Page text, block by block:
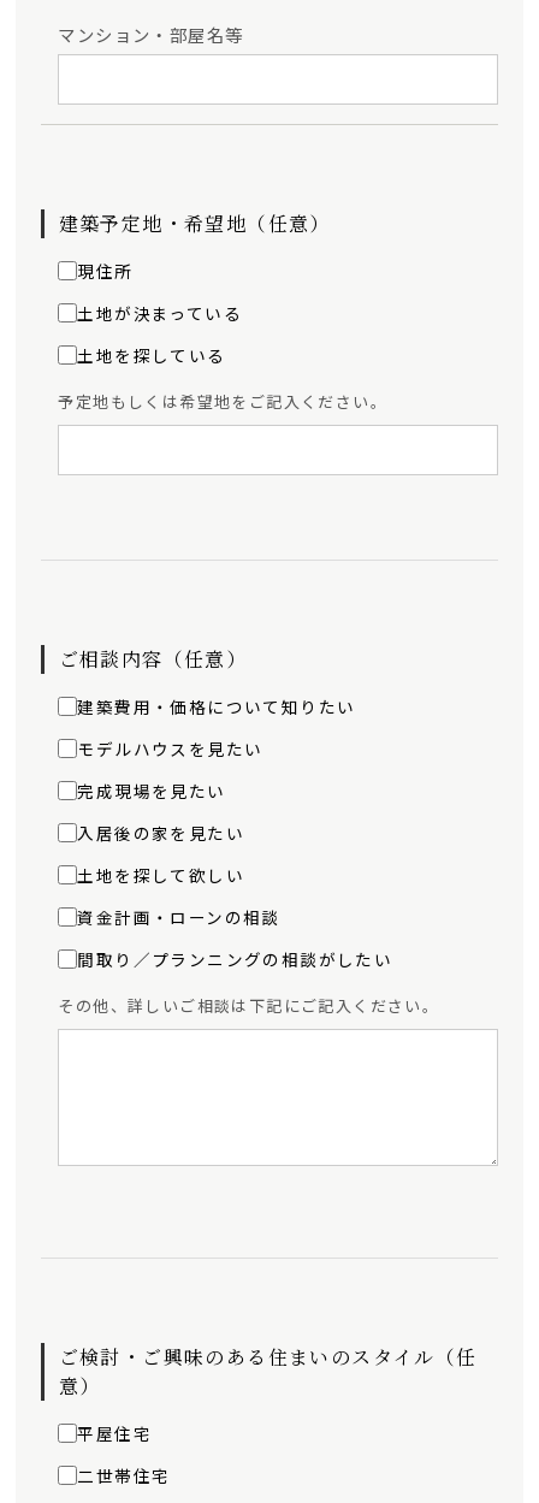
マンション・部屋名等
建築予定地・希望地（任意）
現住所
土地が決まっている
土地を探している
予定地もしくは希望地をご記入ください。
ご相談内容（任意）
建築費用・価格について知りたい
モデルハウスを見たい
完成現場を見たい
入居後の家を見たい
土地を探して欲しい
資金計画・ローンの相談
間取り／プランニングの相談がしたい
その他、詳しいご相談は下記にご記入ください。
ご検討・ご興味のある住まいのスタイル（任
意）
平屋住宅
二世帯住宅